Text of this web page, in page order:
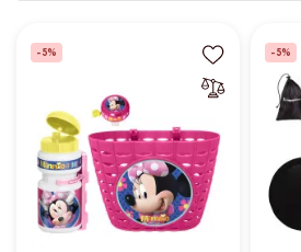
-5% -5%